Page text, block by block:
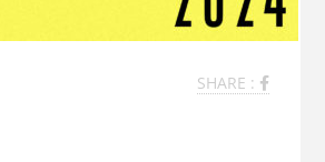
SHARE :